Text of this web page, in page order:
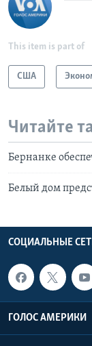
This item is part of
США
Читайте
Бернанке
Белый дом
СОЦИАЛЬНЫЕ
ГОЛОС АМЕРИКИ